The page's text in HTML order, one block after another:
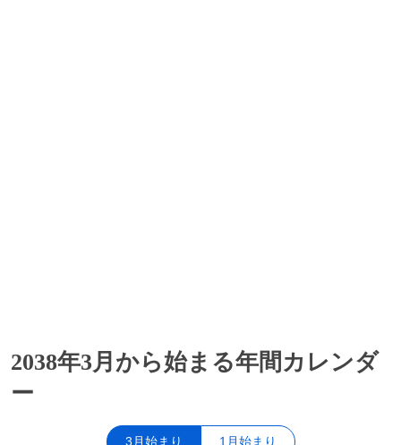
2038年3月から始まる年間カレンダ
ー
3月始まり 1月始まり